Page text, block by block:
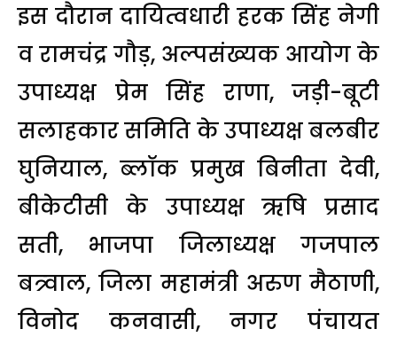
इस दौरान दायित्वधारी हरक सिंह नेगी
व रामचंद्र गौड़, अल्पसंख्यक आयोग के
उपाध्यक्ष प्रेम सिंह राणा, जड़ी-बूटी
सलाहकार समिति के उपाध्यक्ष बलबीर
घुनियाल, ब्लॉक प्रमुख बिनीता देवी,
बीकेटीसी के उपाध्यक्ष ऋषि प्रसाद
सती, भाजपा जिलाध्यक्ष गजपाल
बत्र्वाल, जिला महामंत्री अरुण मैठाणी,
विनोद कनवासी, नगर पंचायत